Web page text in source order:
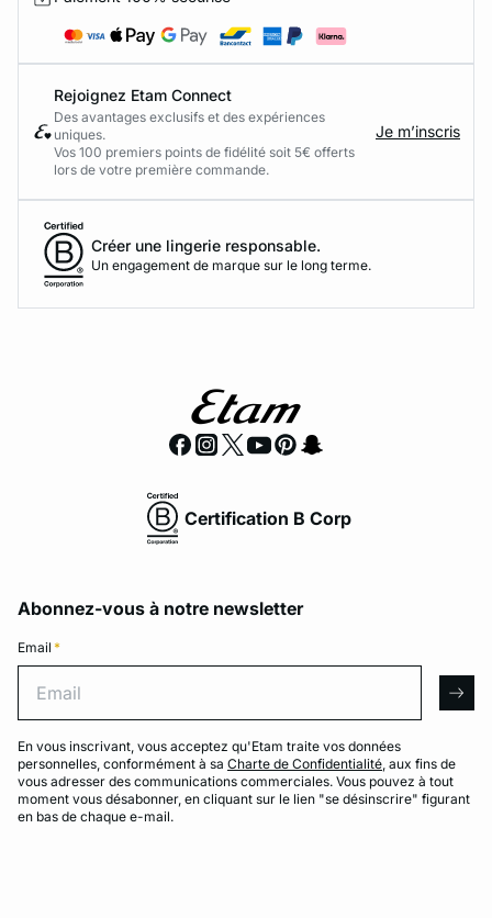
Rejoignez Etam Connect
Des avantages exclusifs et des expériences
uniques.
Vos 100 premiers points de fidélité soit 5€ offerts
lors de votre première commande.​
Je m’inscris
Créer une lingerie responsable.
Un engagement de marque sur le long terme.
Certification B Corp
Abonnez-vous à notre newsletter
Email *
En vous inscrivant, vous acceptez qu'Etam traite vos données
personnelles, conformément à sa Charte de Confidentialité, aux fins de
vous adresser des communications commerciales. Vous pouvez à tout
moment vous désabonner, en cliquant sur le lien "se désinscrire" figurant
en bas de chaque e-mail.